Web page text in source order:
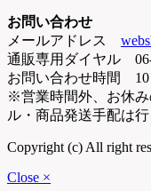
お問い合わせ
メールアドレス
通販専用ダイヤル 06-
お問い合わせ時間 10
※営業時間外、お休
ル・商品発送手配は
Copyright (c) All right
Close ×